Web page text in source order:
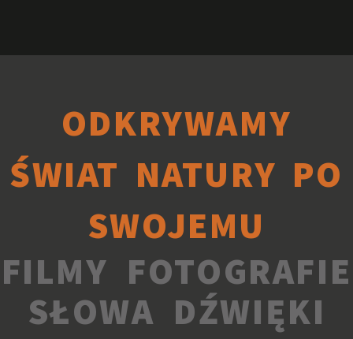
ODKRYWAMY
ŚWIAT NATURY PO
SWOJEMU
FILMY FOTOGRAFIE
SŁOWA DŹWIĘKI